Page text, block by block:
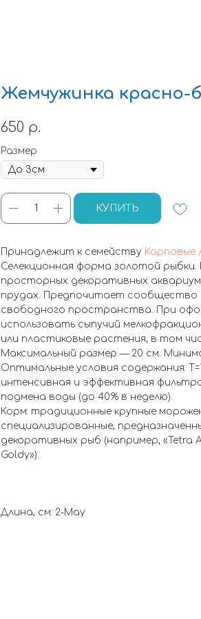
Жемчужинка красно-
650 р.
Размер
КУПИТЬ
Принадлежит к семейству Карповые
Селекционная форма золотой рыбки.
просторных декоративных
прудах. Предпочитает сообщество
свободного пространства. При
использовать сыпучий
или пластиковые растения, в том
Максимальный размер — 20 см.
Оптимальные условия содержания:
интенсивная и эффективная
подмена воды (до 40% в неделю).
Корм: традиционные крупные
специализированные,
декоративных рыб (например, «Tetra
Goldy»).
Длина, см: 2-May